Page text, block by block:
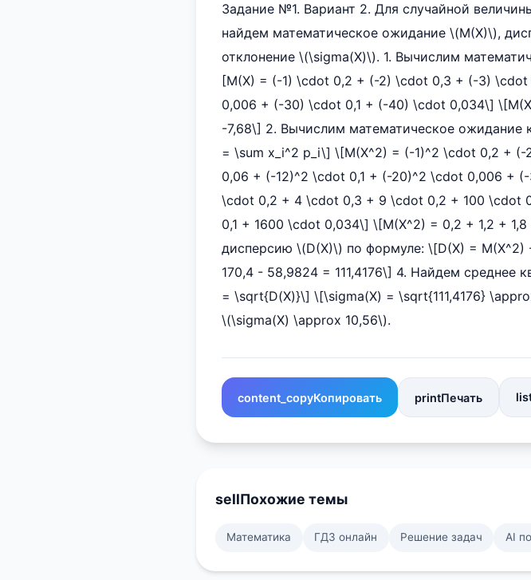
Задание №1. Вариант 2. Для случайной
найдем математическое ожидание \(M(X)\),
отклонение \(\sigma(X)\). 1. Вычислим
[M(X) = (-1) \cdot 0,2 + (-2) \cdot 0,3 + (-3)
0,006 + (-30) \cdot 0,1 + (-40) \cdot 0,034\]
-7,68\] 2. Вычислим математическое ожидание
= \sum x_i^2 p_i\] \[M(X^2) = (-1)^2 \cdot 0,2 +
0,06 + (-12)^2 \cdot 0,1 + (-20)^2 \cdot 0,006 +
\cdot 0,2 + 4 \cdot 0,3 + 9 \cdot 0,2 + 100 \cdot
0,1 + 1600 \cdot 0,034\] \[M(X^2) = 0,2 + 1,2 +
дисперсию \(D(X)\) по формуле: \[D(X) =
170,4 - 58,9824 = 111,4176\] 4. Найдем среднее
= \sqrt{D(X)}\] \[\sigma(X) = \sqrt{111,4176}
\(\sigma(X) \approx 10,56\).
content_copyКопировать printПечать
sellПохожие темы
Математика ГДЗ онлайн Решение задач AI